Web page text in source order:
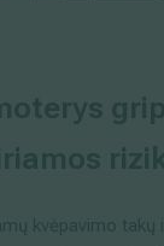
kvėpavimo